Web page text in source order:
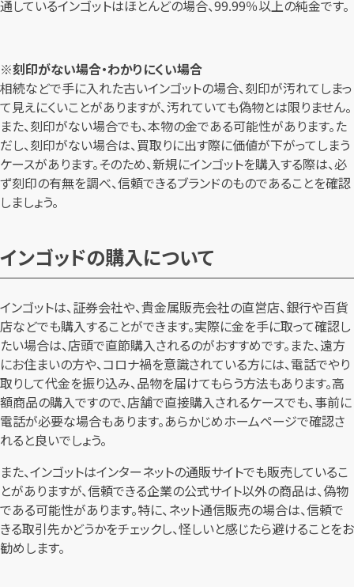
通しているインゴットはほとんどの場合、99.99％以上の純金です。
※刻印がない場合・わかりにくい場合
相続などで手に入れた古いインゴットの場合、刻印が汚れてしまっ
て見えにくいことがありますが、汚れていても偽物とは限りません。
また、刻印がない場合でも、本物の金である可能性があります。た
だし、刻印がない場合は、買取りに出す際に価値が下がってしまう
ケースがあります。そのため、新規にインゴットを購入する際は、必
ず刻印の有無を調べ、信頼できるブランドのものであることを確認
しましょう。
インゴッドの購入について
インゴットは、証券会社や、貴金属販売会社の直営店、銀行や百貨
店などでも購入することができます。実際に金を手に取って確認し
たい場合は、店頭で直節購入されるのがおすすめです。また、遠方
にお住まいの方や、コロナ禍を意識されている方には、電話でやり
取りして代金を振り込み、品物を届けてもらう方法もあります。高
額商品の購入ですので、店舗で直接購入されるケースでも、事前に
電話が必要な場合もあります。あらかじめホームページで確認さ
れると良いでしょう。
また、インゴットはインターネットの通販サイトでも販売しているこ
とがありますが、信頼できる企業の公式サイト以外の商品は、偽物
である可能性があります。特に、ネット通信販売の場合は、信頼で
きる取引先かどうかをチェックし、怪しいと感じたら避けることをお
勧めします。